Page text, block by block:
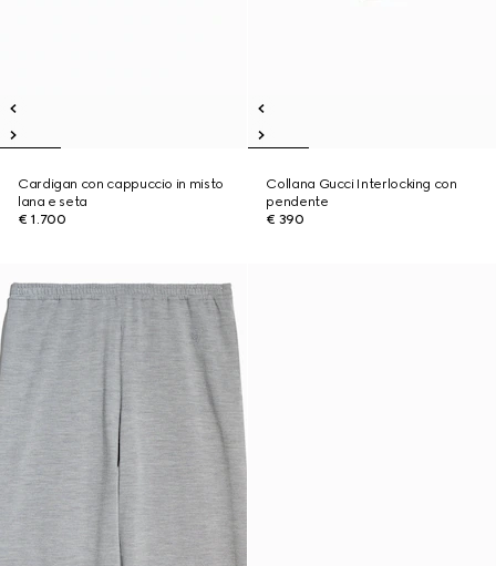
Cardigan con cappuccio in misto
lana e seta
€ 1.700
Collana Gucci Interlocking con
pendente
€ 390